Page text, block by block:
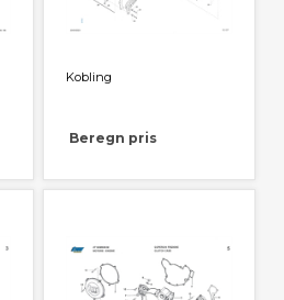
Kobling
Beregn pris